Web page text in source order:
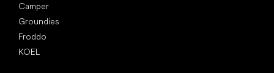
Camper
Groundies
Froddo
KOEL